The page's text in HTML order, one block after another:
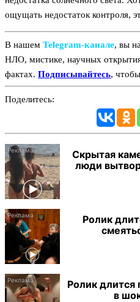
ощущать недостаток контроля,
В нашем Telegram‑канале, вы
НЛО, мистике, научных
фактах. Подписывайтесь,
Поделитесь:
Скрытая
люди
Ролик
Ролик длится
в